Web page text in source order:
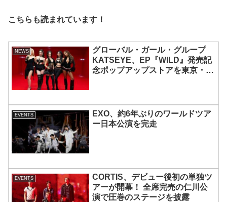
こちらも読まれています！
NEWS
グローバル・ガール・グループ
KATSEYE、EP『WILD』発売記
念ポップアップストアを東京・原
EVENTS
EXO、約6年ぶりのワールドツア
ー日本公演を完走
EVENTS
CORTIS、デビュー後初の単独ツ
アーが開幕！ 全席完売の仁川公
演で圧巻のステージを披露